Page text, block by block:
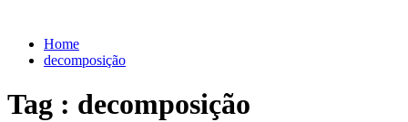
Home
decomposição
Tag : decomposição